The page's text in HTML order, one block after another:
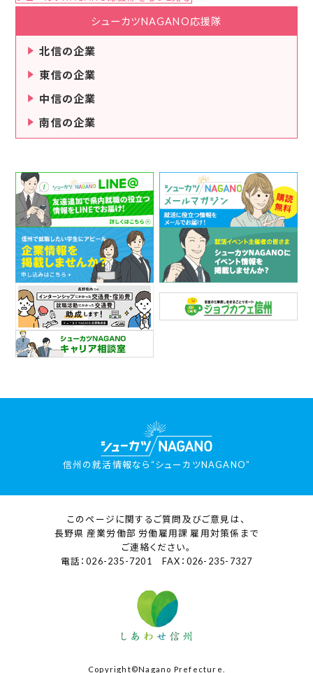
シューカツNAGANO応援隊
北信の企業
東信の企業
中信の企業
南信の企業
信州の就活情報なら“シューカツNAGANO”
このページに関するご質問及びご意見は、
長野県 産業労働部 労働雇用課 雇用対策係まで
ご連絡ください。
電話：026-235-7201 FAX：026-235-7327
Copyright©Nagano Prefecture.